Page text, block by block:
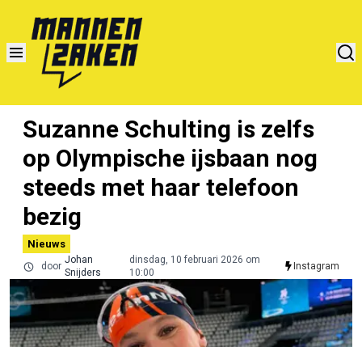
Suzanne Schulting is zelfs
op Olympische ijsbaan nog
steeds met haar telefoon
bezig
Nieuws
door
Johan
Snijders
dinsdag, 10 februari 2026 om
10:00
Instagram